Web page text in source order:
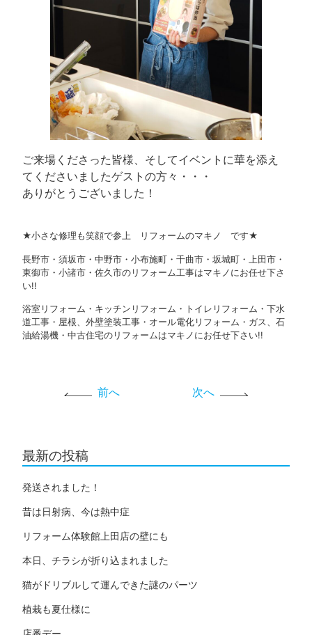
ご来場くださった皆様、そしてイベントに華を添え
てくださいましたゲストの方々・・・
ありがとうございました！
★小さな修理も笑顔で参上 リフォームのマキノ です★
長野市・須坂市・中野市・小布施町・千曲市・坂城町・上田市・
東御市・小諸市・佐久市のリフォーム工事はマキノにお任せ下さ
い!!
浴室リフォーム・キッチンリフォーム・トイレリフォーム・下水
道工事・屋根、外壁塗装工事・オール電化リフォーム・ガス、石
油給湯機・中古住宅のリフォームはマキノにお任せ下さい!!
前へ 次へ
最新の投稿
発送されました！
昔は日射病、今は熱中症
リフォーム体験館上田店の壁にも
本日、チラシが折り込まれました
猫がドリブルして運んできた謎のパーツ
植栽も夏仕様に